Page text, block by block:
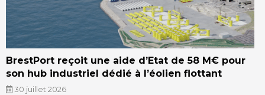
BrestPort reçoit une aide d’Etat de 58 M€ pour
son hub industriel dédié à l’éolien flottant
30 juillet 2026